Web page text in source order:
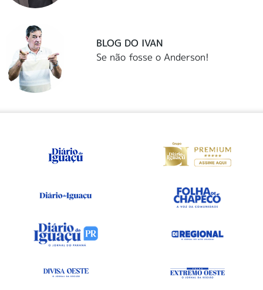
BLOG DO IVAN
Se não fosse o Anderson!